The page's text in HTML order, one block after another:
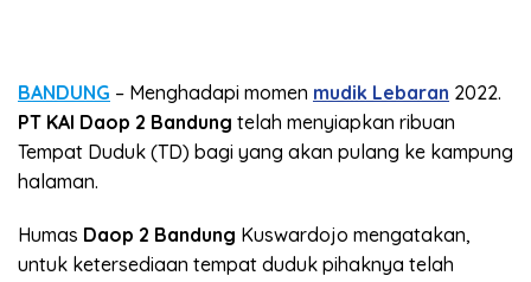
BANDUNG – Menghadapi momen mudik Lebaran 2022.
PT KAI Daop 2 Bandung telah menyiapkan ribuan
Tempat Duduk (TD) bagi yang akan pulang ke kampung
halaman.
Humas Daop 2 Bandung Kuswardojo mengatakan,
untuk ketersediaan tempat duduk pihaknya telah